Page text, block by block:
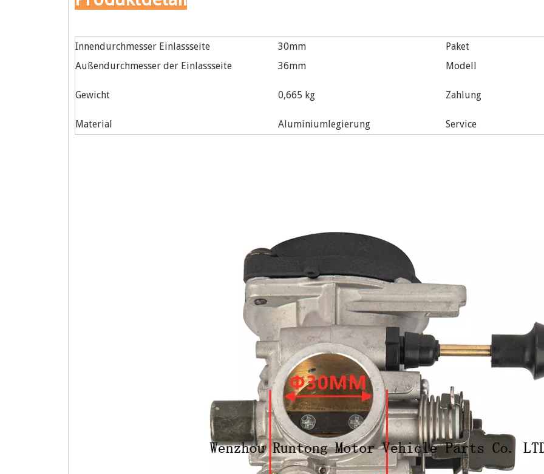
Innendurchmesser Einlassseite 30mm
Paket
Außendurchmesser der Einlassseite
36mm Modell
Gewicht 0,665 kg Zahlung
Material Aluminiumlegierung Service